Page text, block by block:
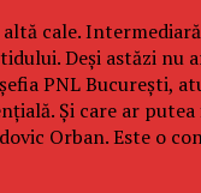
cale.
Deși astăzi nu
PNL București,
Și care ar
Orban. Este o